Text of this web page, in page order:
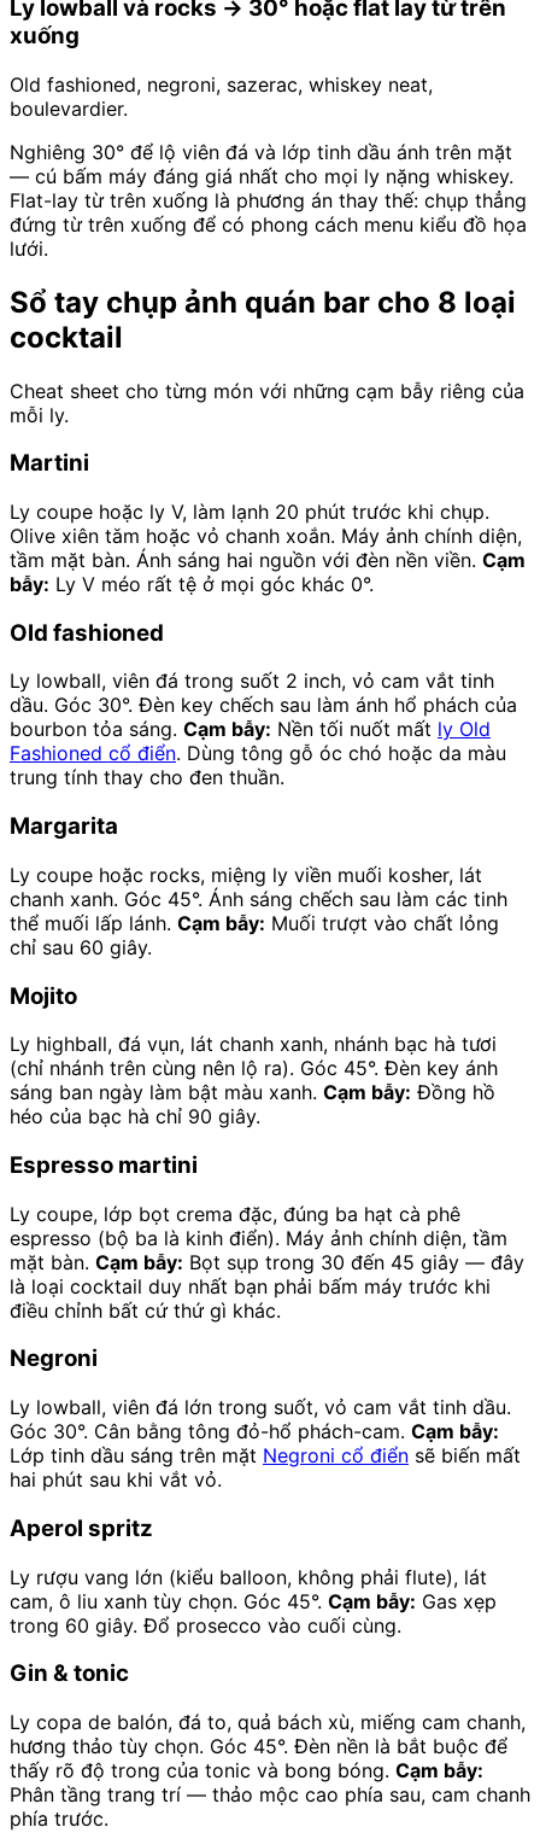
Ly lowball và rocks → 30° hoặc flat lay từ trên
xuống
Old fashioned, negroni, sazerac, whiskey neat,
boulevardier.
Nghiêng 30° để lộ viên đá và lớp tinh dầu ánh trên mặt
— cú bấm máy đáng giá nhất cho mọi ly nặng whiskey.
Flat-lay từ trên xuống là phương án thay thế: chụp thẳng
đứng từ trên xuống để có phong cách menu kiểu đồ họa
lưới.
Sổ tay chụp ảnh quán bar cho 8 loại
cocktail
Cheat sheet cho từng món với những cạm bẫy riêng của
mỗi ly.
Martini
Ly coupe hoặc ly V, làm lạnh 20 phút trước khi chụp.
Olive xiên tăm hoặc vỏ chanh xoắn. Máy ảnh chính diện,
tầm mặt bàn. Ánh sáng hai nguồn với đèn nền viền. Cạm
bẫy: Ly V méo rất tệ ở mọi góc khác 0°.
Old fashioned
Ly lowball, viên đá trong suốt 2 inch, vỏ cam vắt tinh
dầu. Góc 30°. Đèn key chếch sau làm ánh hổ phách của
bourbon tỏa sáng. Cạm bẫy: Nền tối nuốt mất ly Old
Fashioned cổ điển. Dùng tông gỗ óc chó hoặc da màu
trung tính thay cho đen thuần.
Margarita
Ly coupe hoặc rocks, miệng ly viền muối kosher, lát
chanh xanh. Góc 45°. Ánh sáng chếch sau làm các tinh
thể muối lấp lánh. Cạm bẫy: Muối trượt vào chất lỏng
chỉ sau 60 giây.
Mojito
Ly highball, đá vụn, lát chanh xanh, nhánh bạc hà tươi
(chỉ nhánh trên cùng nên lộ ra). Góc 45°. Đèn key ánh
sáng ban ngày làm bật màu xanh. Cạm bẫy: Đồng hồ
héo của bạc hà chỉ 90 giây.
Espresso martini
Ly coupe, lớp bọt crema đặc, đúng ba hạt cà phê
espresso (bộ ba là kinh điển). Máy ảnh chính diện, tầm
mặt bàn. Cạm bẫy: Bọt sụp trong 30 đến 45 giây — đây
là loại cocktail duy nhất bạn phải bấm máy trước khi
điều chỉnh bất cứ thứ gì khác.
Negroni
Ly lowball, viên đá lớn trong suốt, vỏ cam vắt tinh dầu.
Góc 30°. Cân bằng tông đỏ-hổ phách-cam. Cạm bẫy:
Lớp tinh dầu sáng trên mặt Negroni cổ điển sẽ biến mất
hai phút sau khi vắt vỏ.
Aperol spritz
Ly rượu vang lớn (kiểu balloon, không phải flute), lát
cam, ô liu xanh tùy chọn. Góc 45°. Cạm bẫy: Gas xẹp
trong 60 giây. Đổ prosecco vào cuối cùng.
Gin & tonic
Ly copa de balón, đá to, quả bách xù, miếng cam chanh,
hương thảo tùy chọn. Góc 45°. Đèn nền là bắt buộc để
thấy rõ độ trong của tonic và bong bóng. Cạm bẫy:
Phân tầng trang trí — thảo mộc cao phía sau, cam chanh
phía trước.